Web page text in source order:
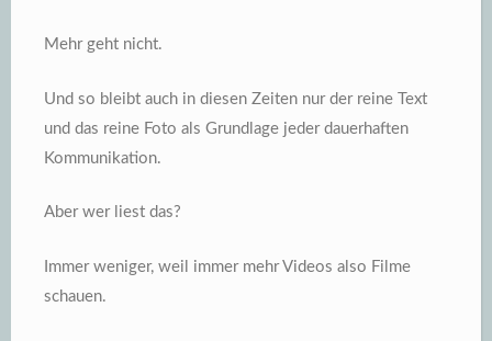
Mehr geht nicht.
Und so bleibt auch in diesen Zeiten nur der reine Text
und das reine Foto als Grundlage jeder dauerhaften
Kommunikation.
Aber wer liest das?
Immer weniger, weil immer mehr Videos also Filme
schauen.